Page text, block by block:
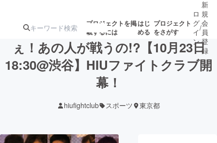
プロジェクトを掲
載するには
はじ
める
プロジェクト
をさがす
注目の新着プロ
ロ
グ
イ
ン
/
新
規
会
員
登
録
ぇ！あの人が戦うの!?【10月23日
18:30@渋谷】HIUファイトクラブ開
幕！
hiufightclub スポーツ 東京都